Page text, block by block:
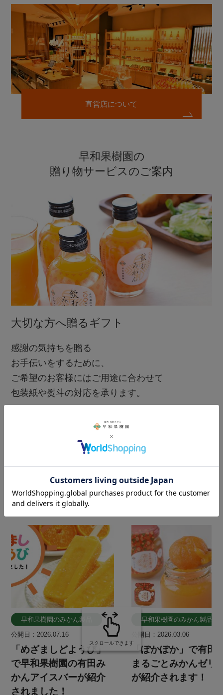
直営店について
早和果樹園の
贈り物サービスのご案内
大切な方へ贈るギフト
感謝の気持ちを贈る
お手伝いをするために、
ご希望のお客様にはご用途に合わせて
包装紙や熨斗の対応を承ります。
ギフトサービス詳細はこちら